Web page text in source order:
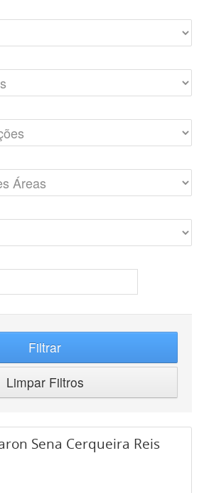
Filtrar
Limpar Filtros
Sena Cerqueira Reis